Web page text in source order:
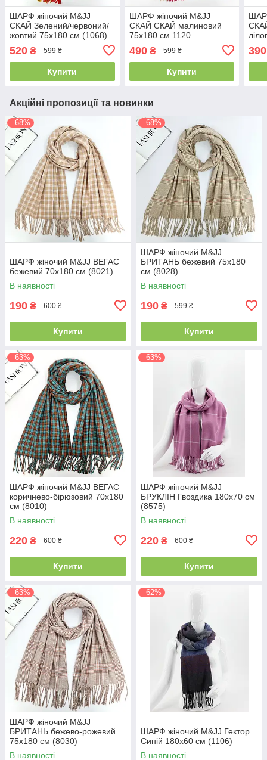
ШАРФ жіночий M&JJ
СКАЙ Зелений/червоний/
жовтий 75х180 см (1068)
520 ₴ 599 ₴
Купити
ШАРФ жіночий M&JJ
СКАЙ СКАЙ малиновий
75х180 см 1120
490₴ 599 ₴
Купити
390
Акційні пропозиції та новинки
–68%
ШАРФ жіночий M&JJ ВЕГАС
бежевий 70х180 см (8021)
В наявності
190 ₴ 600 ₴
Купити
–68%
ШАРФ жіночий M&JJ
БРИТАНЬ бежевий 75х180
см (8028)
В наявності
190 ₴ 599 ₴
Купити
–63%
ШАРФ жіночий M&JJ ВЕГАС
коричнево-бірюзовий 70х180
см (8010)
В наявності
220 ₴ 600 ₴
Купити
–63%
ШАРФ жіночий M&JJ
БРУКЛІН Гвоздика 180х70 см
(8575)
В наявності
220 ₴ 600 ₴
Купити
–63%
ШАРФ жіночий M&JJ
БРИТАНЬ бежево-рожевий
75х180 см (8030)
В наявності
–62%
ШАРФ жіночий M&JJ Гектор
Синій 180х60 см (1106)
В наявності